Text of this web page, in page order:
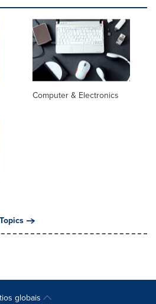
Computer & Electronics
globais